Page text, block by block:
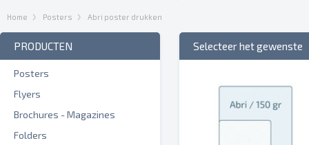
Home Posters Abri poster drukken
PRODUCTEN
Posters
Flyers
Brochures - Magazines
Folders
Selecteer het gewenste